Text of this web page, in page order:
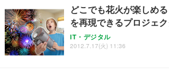
どこでも花火が楽しめ
を再現できるプロジェ
IT・デジタル
2012.7.17(火) 11:36